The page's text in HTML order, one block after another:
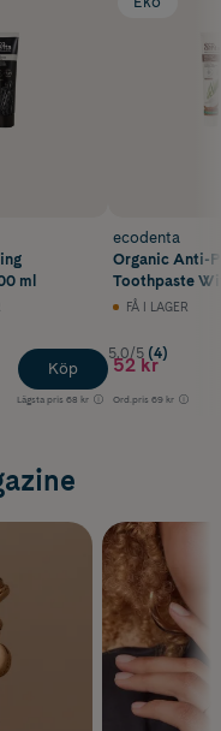
ml
Lägsta pris 68 kr
Köp
ecodenta
Organic Anti-
Toothpaste
Oil 75 ml
FÅ I LAGER
5.0/5 (4)
52 kr
Ord.pris 69 kr